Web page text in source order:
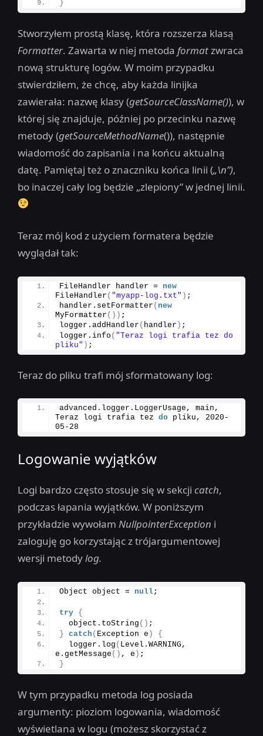
}
Stworzyłem prostą klasę, która rozszerza klasą
Formatter. Zawarta w niej metoda formatzwraca
nową strukturę logów. W moim przypadku
stwierdziłem, że chcę, aby każda linijka
zawierała: nazwę klasy (getSourceClassName()), w
której się znajduje, później po przecinku nazwę
metody (getSourceMethodName()), następnie
wiadomość do zapisania i na końcu aktualną
datę. Pamiętaj też o znaczniku końca linii („\n”),
bo inaczej cały log będzie „zlepiony” w jednej linii.
Teraz mój kod z użyciem formatera będzie
wyglądał tak:
FileHandler handler = new
FileHandler ( "myapp-log.txt" ) ;
handler. setFormatter ( new
MyFormatter ()) ;
logger. addHandler ( handler ) ;
logger. info ( "Teraz logi trafia tez do
pliku" ) ;
Teraz do pliku trafi mój sformatowany log:
advanced. logger . LoggerUsage , main,
Teraz logi trafia tez do pliku, 2020 -
05 - 28
Logowanie wyjątków
Logi bardzo często stosuje się w sekcji catch,
podczas łapania wyjątków. W poniższym
przykładzie wywołam NullpointerException i
zaloguję go korzystając z trójargumentowej
wersji metodylog.
Object object = null;
try {
  object.
toString () ;
} catch ( Exception e )
{
  logger.
log ( Level. WARNING ,
e. getMessage () , e ) ;
}
W tym przypadku metoda log posiada
argumenty: pioziom logowania, wiadomość
wyświetlana w logu (możesz skorzystać z